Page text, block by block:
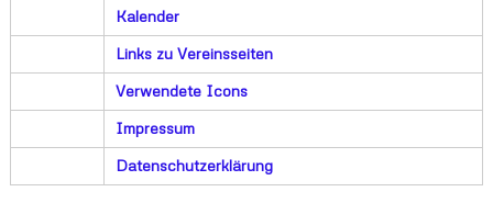
Kalender
Links zu Vereinsseiten
Verwendete Icons
Impressum
Datenschutzerklärung